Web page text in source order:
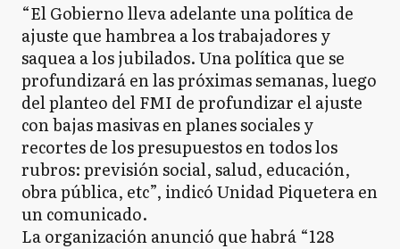
“El Gobierno lleva adelante una política de
ajuste que hambrea a los trabajadores y
saquea a los jubilados. Una política que se
profundizará en las próximas semanas, luego
del planteo del FMI de profundizar el ajuste
con bajas masivas en planes sociales y
recortes de los presupuestos en todos los
rubros: previsión social, salud, educación,
obra pública, etc”, indicó Unidad Piquetera en
un comunicado.
La organización anunció que habrá “128